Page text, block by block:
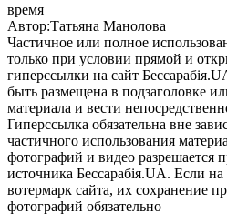
время
Автор:Татьяна Манолова
Частичное или полное
только при условии прямой и
гиперссылки на сайт
быть размещена в подзаголовке
материала и вести
Гиперссылка обязательна вне
частичного использования
фотографий и видео разрешается
источника Бессарабія.UA. Если
вотермарк сайта, их сохранение
фотографий обязательно